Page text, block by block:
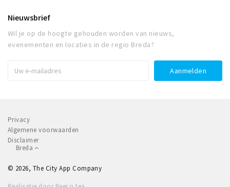
Nieuwsbrief
Wil je op de hoogte gehouden worden van nieuws,
evenementen en locaties in de regio Breda?
Privacy
Algemene voorwaarden
Disclaimer
Breda
© 2026, The City App Company